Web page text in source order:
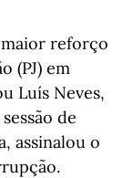
maior reforço
(PJ) em
Luís Neves,
de
assinalou o